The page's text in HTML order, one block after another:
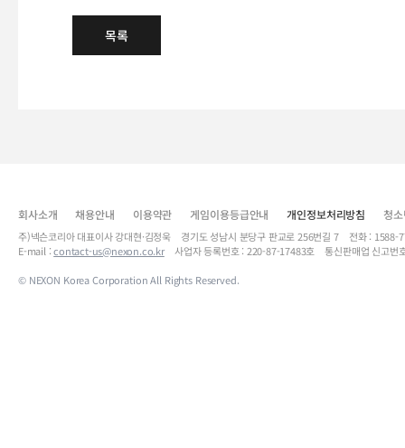
목록
회사소개 채용안내 이용약관 게임이용등급안내 개인정보처리방침 청
주)넥슨코리아 대표이사 강대현·김정욱 경기도 성남시 분당구 판교로 256번길 7 전화 :
E-mail :contact-us@nexon.co.kr사업자 등록번호 : 220-87-17483호 통신판매업 신고번
© NEXON Korea Corporation All Rights Reserved.